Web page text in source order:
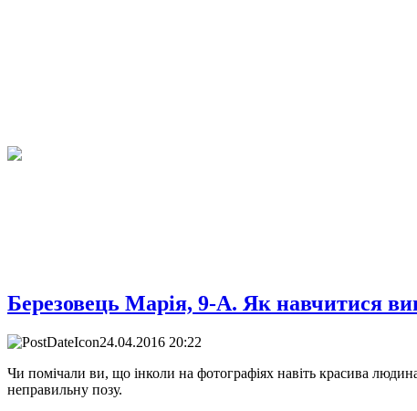
Березовець Марія, 9-А. Як навчитися
24.04.2016 20:22
Чи помічали ви, що інколи на фотографіях навіть красива
неправильну позу.